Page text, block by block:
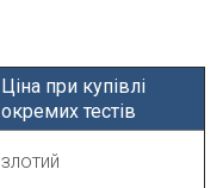
Ціна при купівлі
окремих тестів
злотий